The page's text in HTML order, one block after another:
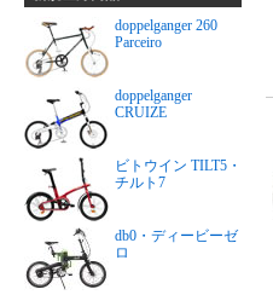
doppelganger 260
Parceiro
doppelganger
CRUIZE
ビトウイン TILT5・
チルト7
db0・ディービーゼ
ロ